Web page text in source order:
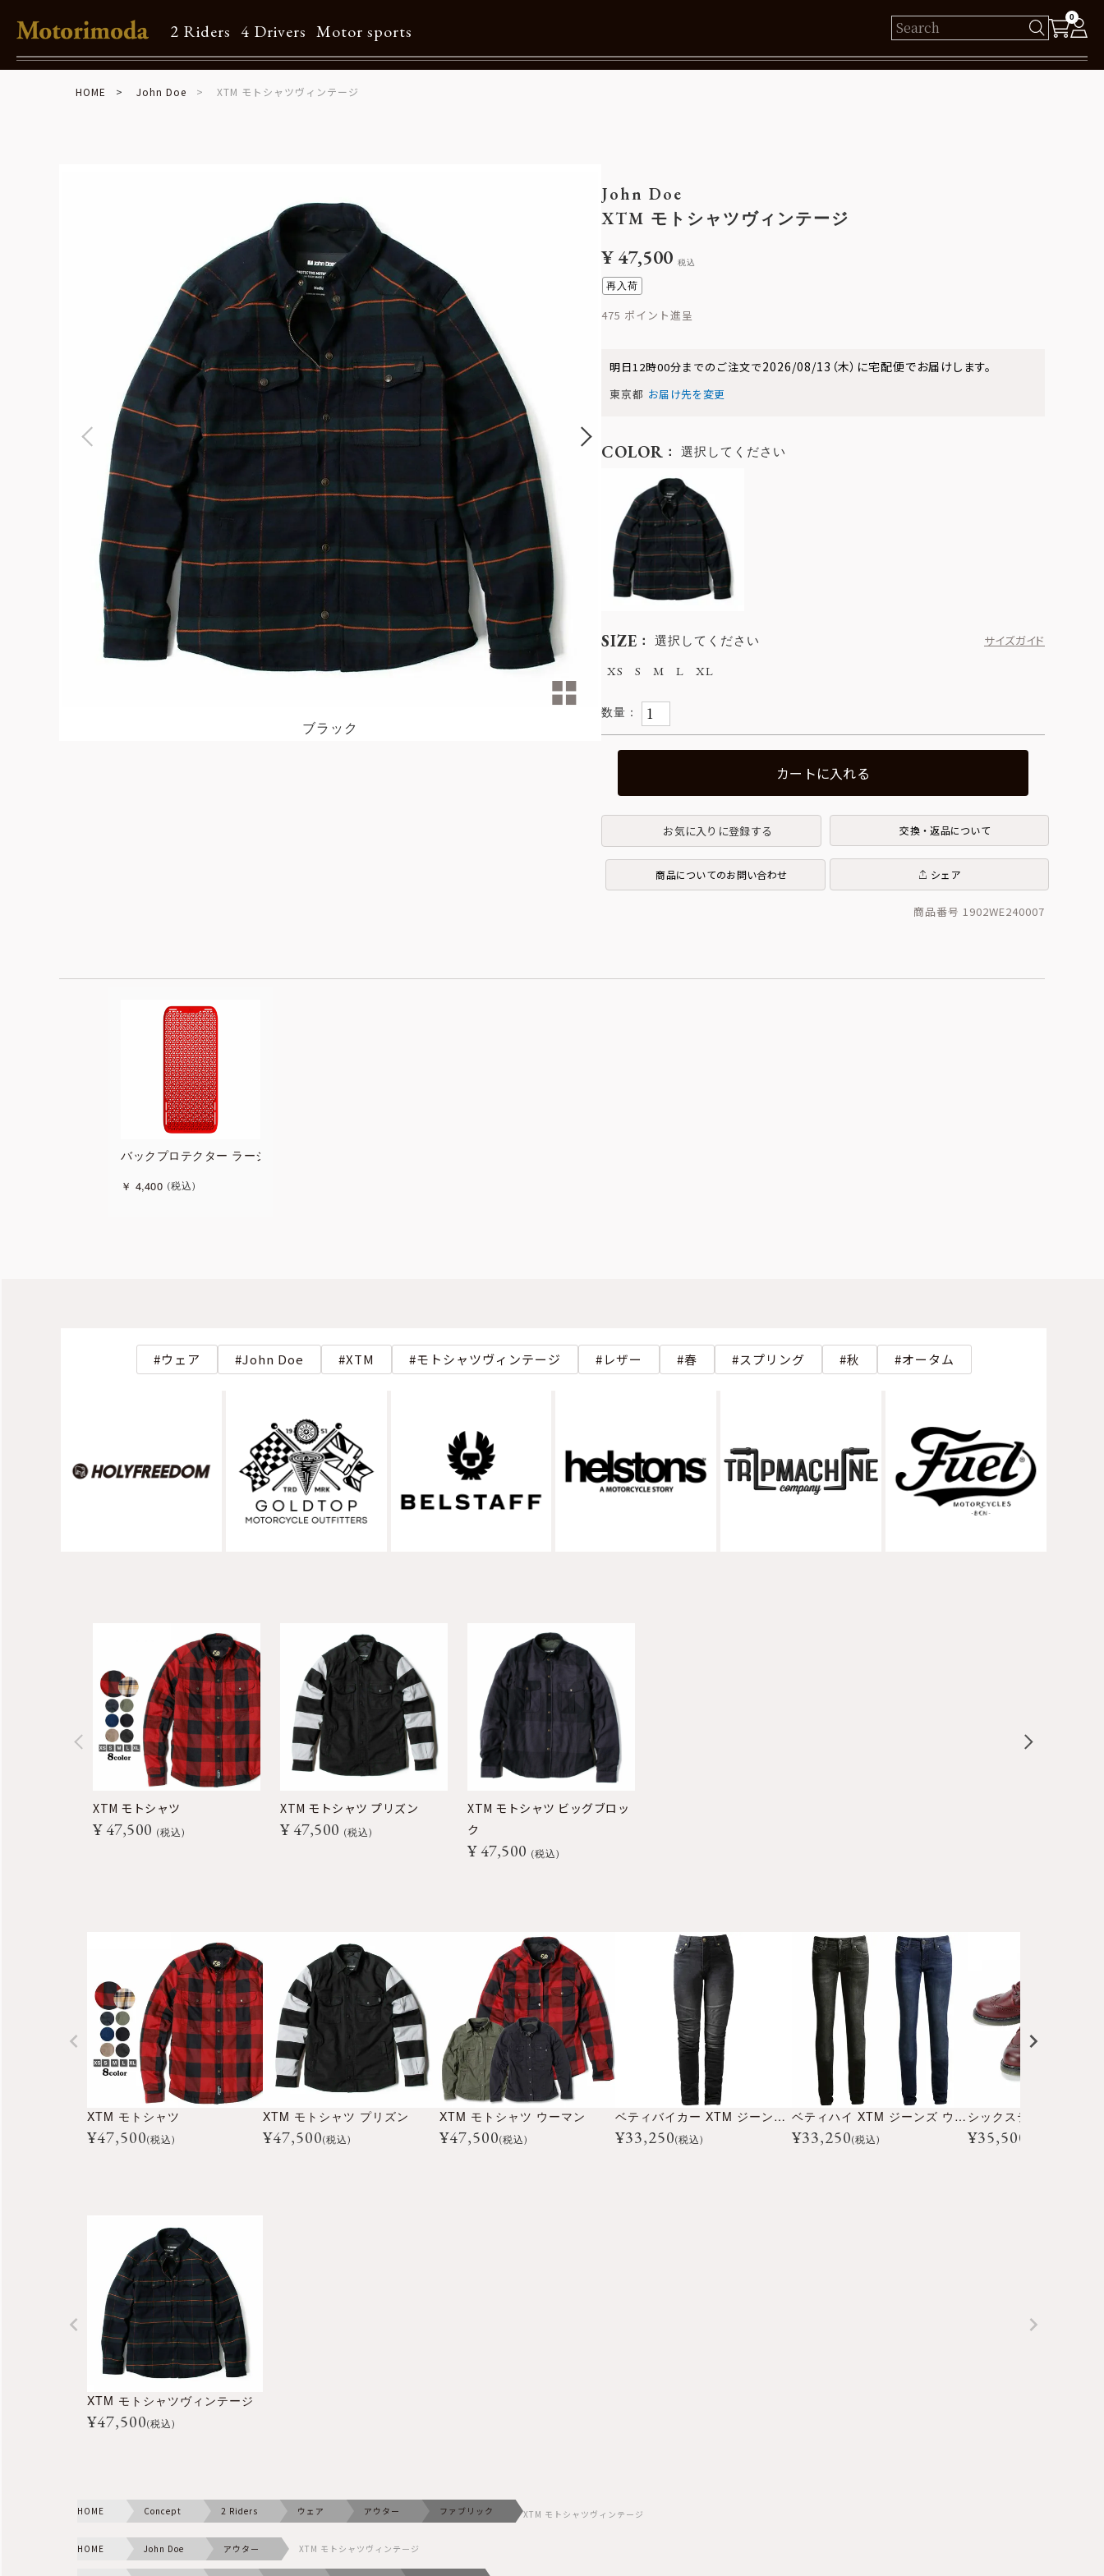
2 Riders 4 Drivers Motor sports
0
Shop Info
よくある質問
メルマガ購読
リクルート
HOME John Doe XTM モトシャツヴィンテージ
ブラック
John Doe
XTM モトシャツヴィンテージ
¥47,500 税込
再入荷
475
明日12時00分までのご注文で2026/08/13（木） に宅配便でお届けします。
東京都 お届け先を変更
SIZE 選択してください
サイズガイド
XS
S M L XL
COLOR 選択してください
カートに入れる
お気に入りに登録する 交換・返品について
商品についてのお問い合わせ シェア
商品番号 1902WE240007
バックプロテクター ラージ
￥ 4,400 税込
ウェア John Doe XTM モトシャツヴィンテージ レザー 春 スプリング 秋 オータム
XTM モトシャツ
¥ 47,500 税込
XTM モトシャツ プリズン
¥ 47,500 税込
XTM モトシャツ ビッグブロッ
ク
¥ 47,500 税込
XTM モトシャツ
¥47,500(税込)
XTM モトシャツ プリズン
¥47,500(税込)
XTM モトシャツ ウーマン
¥47,500(税込)
ベティバイカー XTM ジーンズ ウーマン
¥33,250(税込)
ベティハイ XTM ジーンズ ウーマン
¥33,250(税込) ¥35,500
XTM モトシャツヴィンテージ
¥47,500(税込)
HOME Concept 2 Riders ウェア アウター ファブリック XTM モトシャツヴィンテージ
HOME John Doe アウター XTM モトシャツヴィンテージ